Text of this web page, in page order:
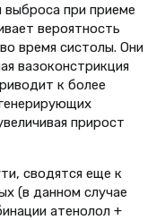
выброса при приеме
вероятность
время систолы. Они
вазоконстрикция
к более
прирост
сводятся еще к
(в данном случае
атенолол +